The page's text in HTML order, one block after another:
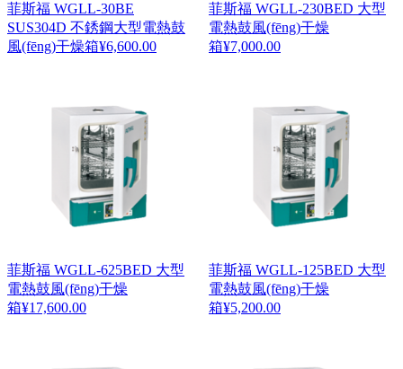
菲斯福 WGLL-30BE
SUS304D 不銹鋼大型電熱鼓
風(fēng)干燥箱¥6,600.00
菲斯福 WGLL-230BED 大型
電熱鼓風(fēng)干燥
箱¥7,000.00
菲斯福 WGLL-625BED 大型
電熱鼓風(fēng)干燥
箱¥17,600.00
菲斯福 WGLL-125BED 大型
電熱鼓風(fēng)干燥
箱¥5,200.00